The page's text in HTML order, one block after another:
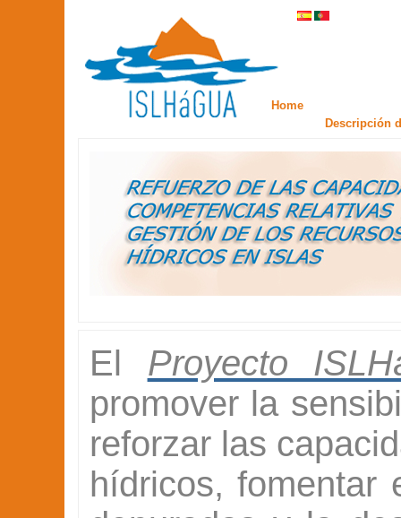
Home
Descripción
El Proyecto
promover la
reforzar las
hídricos, fomentar